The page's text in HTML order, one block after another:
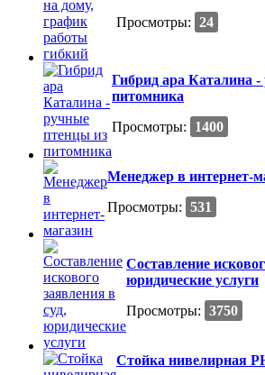
Просмотры: 24
Гибрид ара Каталина
питомника
Просмотры:
1400
Менеджер в интернет-
Просмотры: 531
Составление
юридические услуги
Просмотры: 3750
Стойка нивелирная